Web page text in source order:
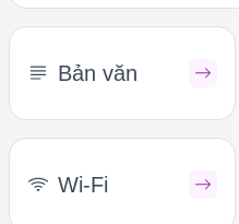
Bản văn
Wi-Fi